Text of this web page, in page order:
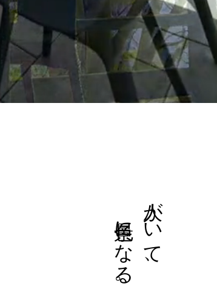
人がいて、
景色になる。